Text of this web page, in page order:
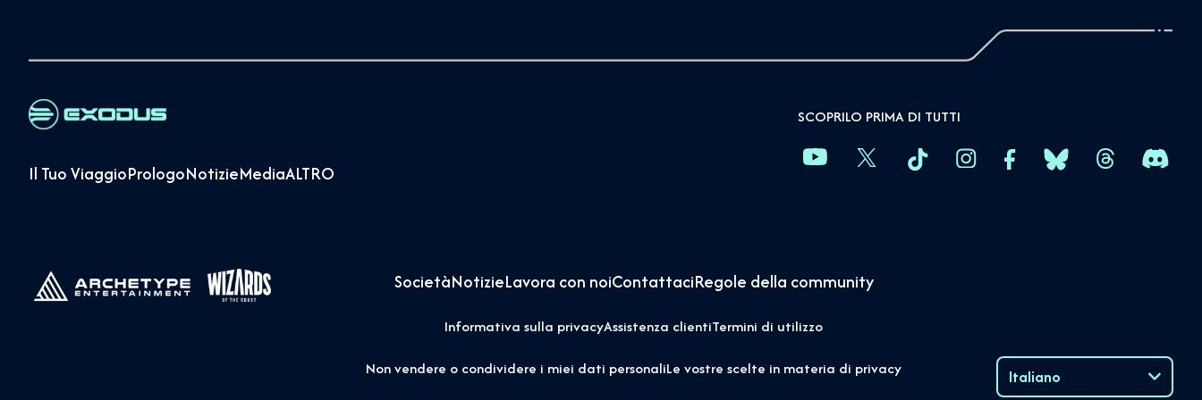
Il Tuo ViaggioPrologoNotizieMediaALTRO
SCOPRILO PRIMA DI TUTTI
SocietàNotizieLavora con noiContattaciRegole della community
Informativa sulla privacyAssistenza clientiTermini di utilizzo
Non vendere o condividere i miei dati personaliLe vostre scelte in materia di privacy Italiano